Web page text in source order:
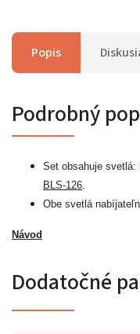
Popis
Podrobný
Set obsahuje svetlá:
BLS-126
Obe svetlá
Návod
Dodatočné